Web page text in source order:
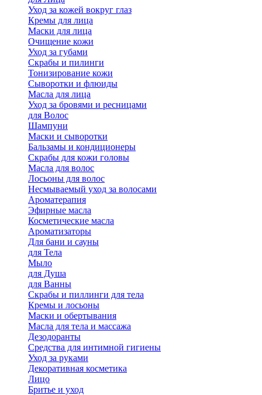
Уход за кожей вокруг глаз
Кремы для лица
Маски для лица
Очищение кожи
Уход за губами
Скрабы и пилинги
Тонизирование кожи
Сыворотки и флюиды
Масла для лица
Уход за бровями и ресницами
для Волос
Шампуни
Маски и сыворотки
Бальзамы и кондиционеры
Скрабы для кожи головы
Масла для волос
Лосьоны для волос
Несмываемый уход за волосами
Ароматерапия
Эфирные масла
Косметические масла
Ароматизаторы
Для бани и сауны
для Тела
Мыло
для Душа
для Ванны
Скрабы и пиллинги для тела
Кремы и лосьоны
Маски и обертывания
Масла для тела и массажа
Дезодоранты
Средства для интимной гигиены
Уход за руками
Декоративная косметика
Лицо
Бритье и уход